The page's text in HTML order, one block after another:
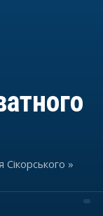
Сікорського »